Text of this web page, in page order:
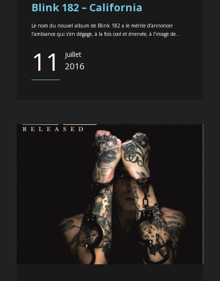
Blink 182 – California
Le nom du nouvel album de Blink 182 a le mérite d’annoncer
l’ambiance qui s’en dégage, à la fois cool et énervée, à l’image de...
11 juillet
2016